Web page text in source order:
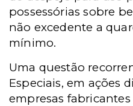
possessórias sobre
não excedente a
mínimo.
Uma questão
Especiais, em ações
empresas